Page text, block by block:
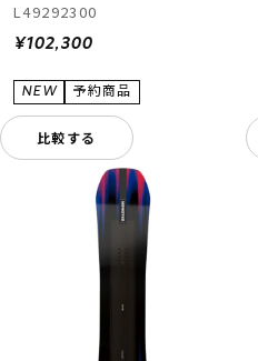
L49292300
¥102,300
比較する